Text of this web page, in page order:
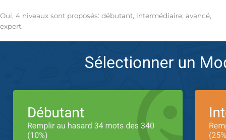
Oui, 4 niveaux sont proposés: débutant, intermédiaire, avancé,
expert.